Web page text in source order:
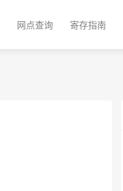
网点查询 寄存指南